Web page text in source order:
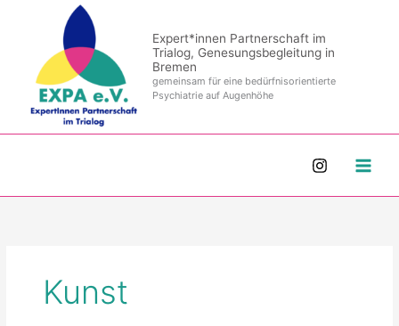
Expert*innen Partnerschaft im
Trialog, Genesungsbegleitung in
Bremen
gemeinsam für eine bedürfnisorientierte
Psychiatrie auf Augenhöhe
Kunst